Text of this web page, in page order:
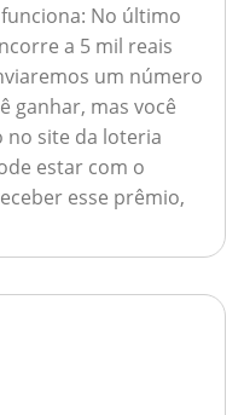
No último
a 5 mil reais
um número
ganhar, mas você
site da loteria
estar com o
esse prêmio,